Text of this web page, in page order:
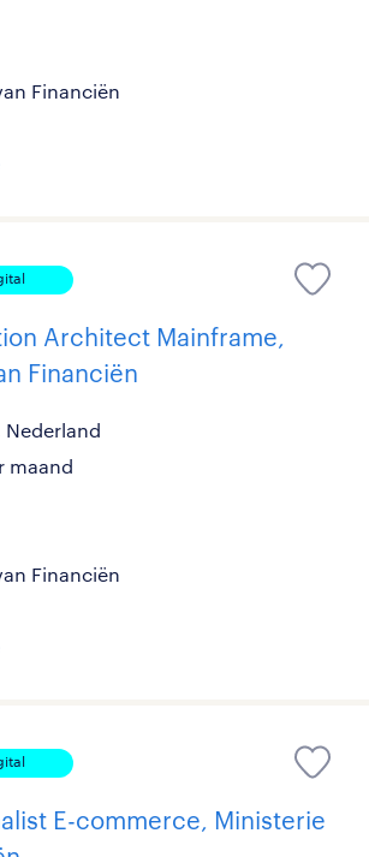
Financiën
Architect Mainframe,
Financiën
maand
Financiën
E-commerce, Ministerie